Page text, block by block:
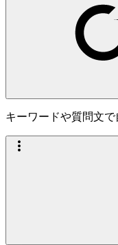
キーワードや質問文